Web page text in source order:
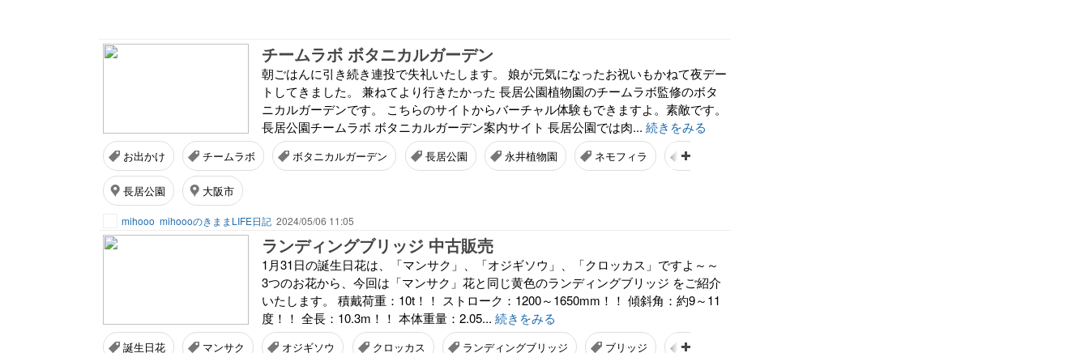
チームラボ ボタニカルガーデン
朝ごはんに引き続き連投で失礼いたします。 娘が元気になったお祝いもかねて夜デー
トしてきました。 兼ねてより行きたかった 長居公園植物園のチームラボ監修のボタ
ニカルガーデンです。 こちらのサイトからバーチャル体験もできますよ。素敵です。
長居公園チームラボ ボタニカルガーデン案内サイト 長居公園では肉... 続きをみる
お出かけ チームラボ ボタニカルガーデン 長居公園 永井植物園 ネモフィラ 肉フェス
長居公園 大阪市
mihooo mihoooのきままLIFE日記 2024/05/06 11:05
ランディングブリッジ 中古販売
1月31日の誕生日花は、「マンサク」、「オジギソウ」、「クロッカス」ですよ～～
3つのお花から、今回は「マンサク」花と同じ黄色のランディングブリッジ をご紹介
いたします。 積戴荷重：10t！！ ストローク：1200～1650mm！！ 傾斜角：約9～11
度！！ 全長：10.3m！！ 本体重量：2.05... 続きをみる
誕生日花 マンサク オジギソウ クロッカス ランディングブリッジ ブリッジ 中古販売